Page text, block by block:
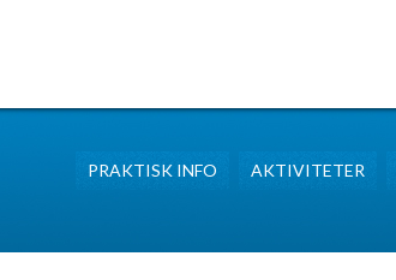
PRAKTISK INFO AKTIVITETER